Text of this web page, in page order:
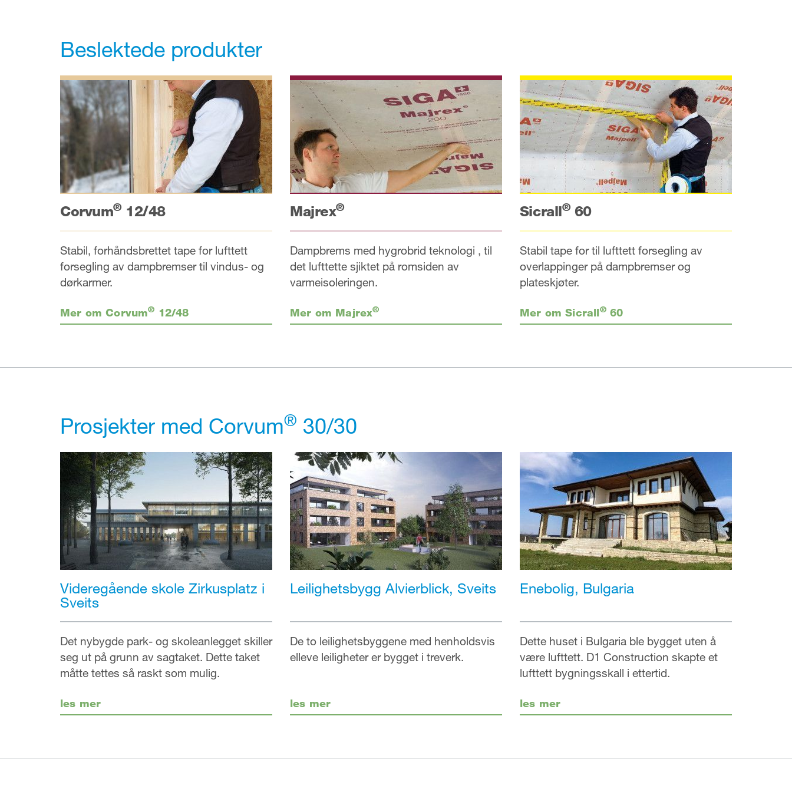
Beslektede produkter
Corvum®12/48
Stabil, forhåndsbrettet tape for lufttett
forsegling av dampbremser til vindus- og
dørkarmer.
Mer om Corvum® 12/48
Majrex®
Dampbrems med hygrobrid teknologi , til
det lufttette sjiktet på romsiden av
varmeisoleringen.
Mer om Majrex®
Sicrall®60
Stabil tape for til lufttett forsegling av
overlappinger på dampbremser og
plateskjøter.
Mer om Sicrall®60
Prosjekter med Corvum® 30/30
Videregående skole Zirkusplatz i
Sveits
Det nybygde park- og skoleanlegget skiller
seg ut på grunn av sagtaket. Dette taket
måtte tettes så raskt som mulig.
les mer
Leilighetsbygg Alvierblick, Sveits
De to leilighetsbyggene med henholdsvis
elleve leiligheter er bygget i treverk.
les mer
Enebolig, Bulgaria
Dette huset i Bulgaria ble bygget uten å
være lufttett. D1 Construction skapte et
lufttett bygningsskall i ettertid.
les mer